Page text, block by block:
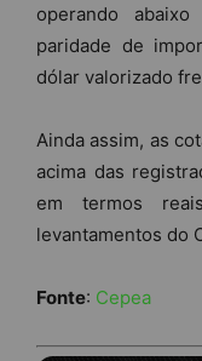
operando
paridade de
dólar valorizado
Ainda assim, as
acima das
em termos
levantamentos do
Fonte: Cepea